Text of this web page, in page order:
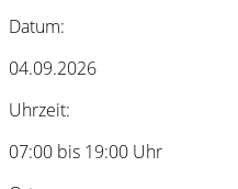
Datum:
04.09.2026
Uhrzeit:
07:00 bis 19:00 Uhr